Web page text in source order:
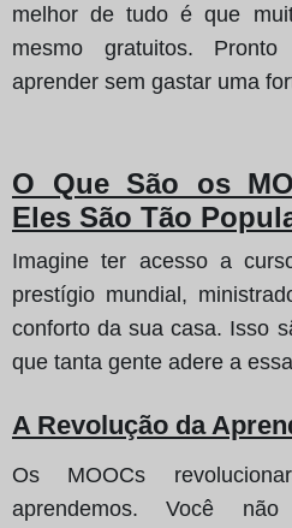
melhor de tudo é que
mesmo gratuitos.
aprender sem gastar uma
O Que São os
Eles São Tão
Imagine ter acesso a
prestígio mundial,
conforto da sua casa. Isso
que tanta gente adere a
A Revolução da
Os MOOCs
aprendemos. Você